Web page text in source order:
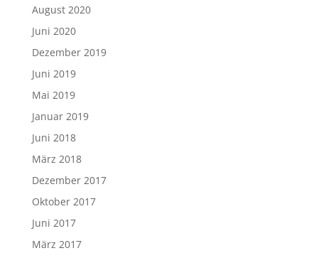
August 2020
Juni 2020
Dezember 2019
Juni 2019
Mai 2019
Januar 2019
Juni 2018
März 2018
Dezember 2017
Oktober 2017
Juni 2017
März 2017